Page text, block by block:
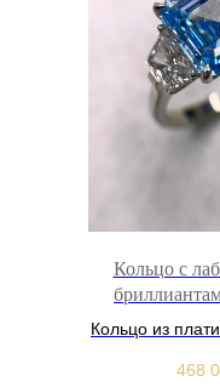
Кольцо с
Кольцо из
468